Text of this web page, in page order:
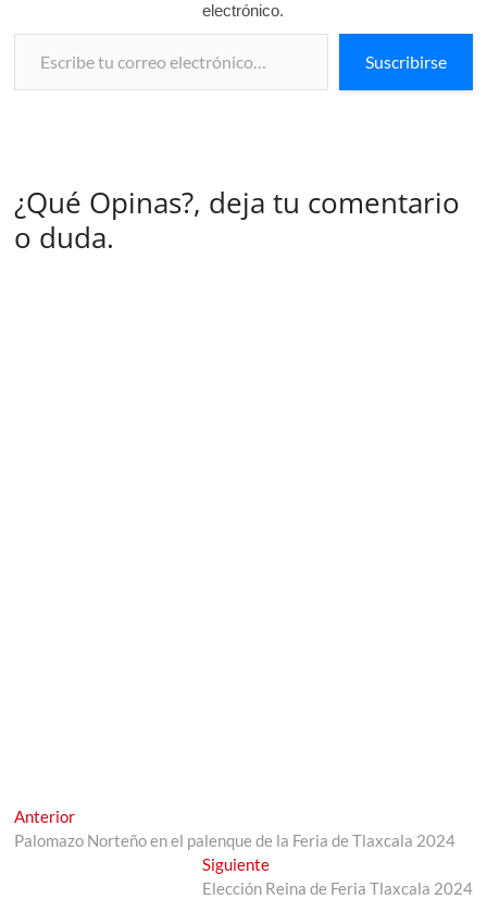
electrónico.
Escribe tu correo electrónico…
Suscribirse
¿Qué Opinas?, deja tu comentario
o duda.
Navegación
de
AnteriorEntrada
anterior:
Palomazo Norteño en el palenque de la Feria de Tlaxcala 2024
SiguienteEntrada
siguiente:
Elección Reina de Feria Tlaxcala 2024